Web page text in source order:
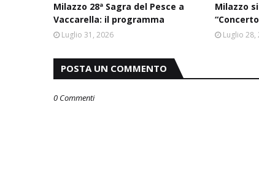
Milazzo 28ª Sagra del Pesce a
Vaccarella: il programma
Luglio 31, 2026
Milazzo
Luglio 28,
POSTA UN COMMENTO
0 Commenti